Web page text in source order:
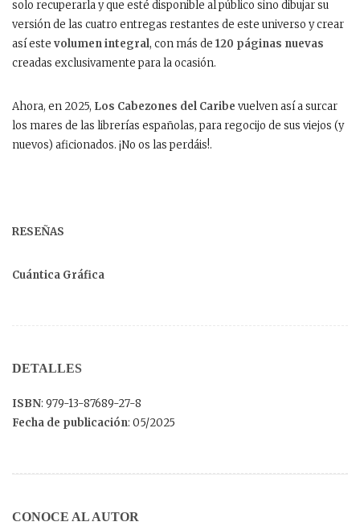
solo recuperarla y que esté disponible al público sino dibujar su
versión de las cuatro entregas restantes de este universo y crear
así este volumen integral, con más de 120 páginas nuevas
creadas exclusivamente para la ocasión.
Ahora, en 2025, Los Cabezones del Caribe vuelven así a surcar
los mares de las librerías españolas, para regocijo de sus viejos (y
nuevos) aficionados. ¡No os las perdáis!.
RESEÑAS
Cuántica Gráfica
DETALLES
ISBN: 979-13-87689-27-8
Fecha de publicación: 05/2025
CONOCE AL AUTOR